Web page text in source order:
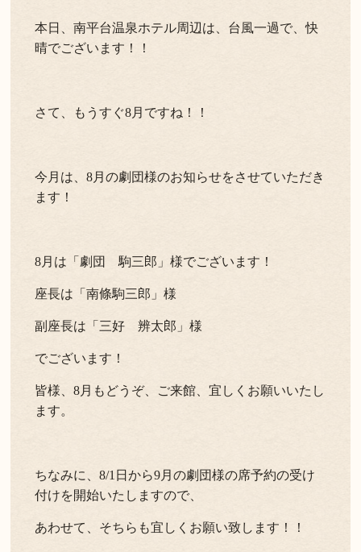
English
本日、南平台温泉ホテル周辺は、台風一過で、快
晴でございます！！
さて、もうすぐ8月ですね！！
今月は、8月の劇団様のお知らせをさせていただき
ます！
8月は「劇団 駒三郎」様でございます！
座長は「南條駒三郎」様
副座長は「三好 辨太郎」様
でございます！
皆様、8月もどうぞ、ご来館、宜しくお願いいたし
ます。
ちなみに、8/1日から9月の劇団様の席予約の受け
付けを開始いたしますので、
あわせて、そちらも宜しくお願い致します！！